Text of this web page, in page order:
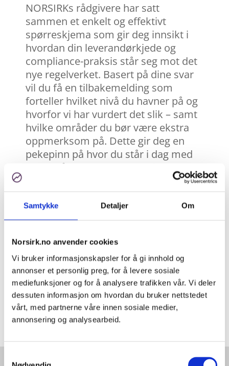
Samtykke Detaljer Om
Norsirk.no anvender cookies
Vi bruker informasjonskapsler for å gi innhold og
annonser et personlig preg, for å levere sosiale
mediefunksjoner og for å analysere trafikken vår. Vi deler
dessuten informasjon om hvordan du bruker nettstedet
vårt, med partnerne våre innen sosiale medier,
annonsering og analysearbeid.
NORSIRKs rådgivere har satt
sammen et enkelt og effektivt
spørreskjema som gir deg innsikt i
hvordan din leverandørkjede og
compliance-praksis står seg mot det
nye regelverket. Basert på dine svar
vil du få en tilbakemelding som
forteller hvilket nivå du havner på og
hvorfor vi har vurdert det slik – samt
hvilke områder du bør være ekstra
oppmerksom på. Dette gir deg en
pekepinn på hvor du står i dag med
tanke på kommende krav til samsvar
og hva du kan gjøre for å forberede
Hva får du ut av
kartleggingen?
✔Innsikt i hvilken betydning din rolle
har i verdikjeden
✔ Identifisering av mulige